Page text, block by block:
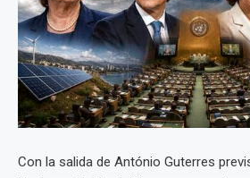
Con la salida de António Guterres